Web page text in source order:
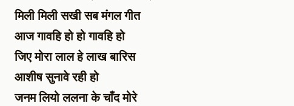
मिली मिली सखी सब मंगल गीत
आज गावहि हो हो गावहि हो
जिए मोरा लाल हे लाख बारिस
आशीष सुनावे रही हो
जनम लियो ललना के चाँद मोरे